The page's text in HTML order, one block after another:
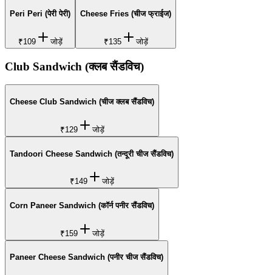
Peri Peri (पेरी पेरी)
₹109 जोड़ें
Cheese Fries (चीज फ्राईज)
₹135 जोड़ें
Club Sandwich (क्लब सैंडविच)
Cheese Club Sandwich (चीज क्लब सैंडविच)
₹129 जोड़ें
Tandoori Cheese Sandwich (तन्दूरी चीज सैंडविच)
₹149 जोड़ें
Corn Paneer Sandwich (कॉर्न पनीर सैंडविच)
₹159 जोड़ें
Paneer Cheese Sandwich (पनीर चीज सैंडविच)